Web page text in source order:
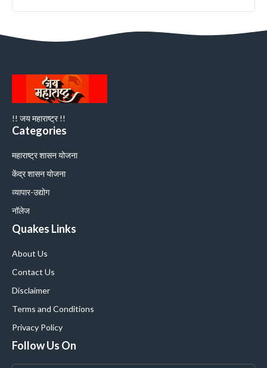
!! जय महाराष्ट्र !!
Categories
महाराष्ट्र शासन योजना
केंद्र शासन योजना
व्यापार-उद्योग
नॉलेज
Quakes Links
About Us
Contact Us
Disclaimer
Terms and Conditions
Privacy Policy
Follow Us On